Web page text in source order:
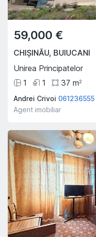
59,000 €
CHIȘINĂU, BUIUCANI
Unirea Principatelor
1
1 37 m2
Andrei Crivoi 061236555
Agent imobiliar